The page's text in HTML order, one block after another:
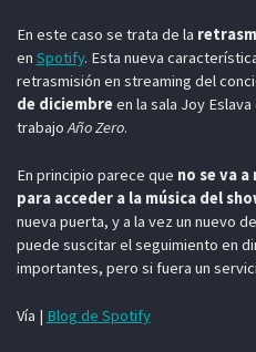
En este caso se trata de la
en Spotify. Esta nueva
retrasmisión en streaming del
de diciembreen la sala Joy
trabajoAño Zero.
En principio parece que no se va
para acceder a la música del
nueva puerta, y a la vez un nuevo
puede suscitar el seguimiento en
importantes, pero si fuera un
Vía | Blog de Spotify